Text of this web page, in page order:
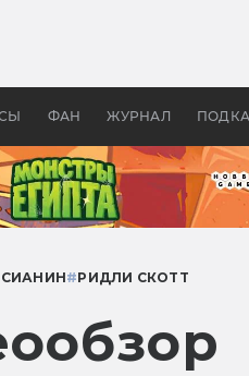
ФАН ЖУРНАЛ
Древней Грецией
#РИДЛИ СКОТТ